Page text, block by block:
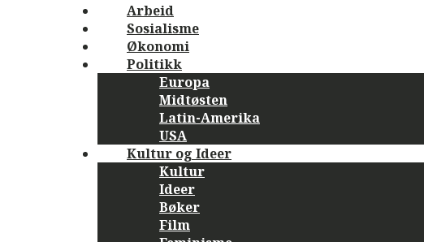
Arbeid
Sosialisme
Økonomi
Politikk
Europa
Midtøsten
Latin-Amerika
USA
Kultur og Ideer
Kultur
Ideer
Bøker
Film